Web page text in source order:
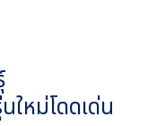
ใหม่โดดเด่น